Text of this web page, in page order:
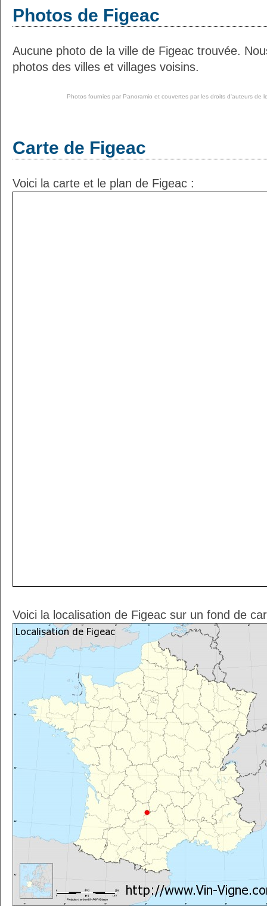
Photos de Figeac
Aucune photo de la ville de Figeac trouvée.
photos des villes et villages voisins.
Photos fournies par Panoramio et couvertes par les droits d'auteurs de
Carte de Figeac
Voici la carte et le plan de Figeac :
Voici la localisation de Figeac sur un fond de